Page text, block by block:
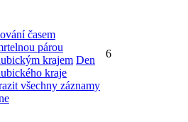
časem
párou
krajem Den
kraje
všechny záznamy
6